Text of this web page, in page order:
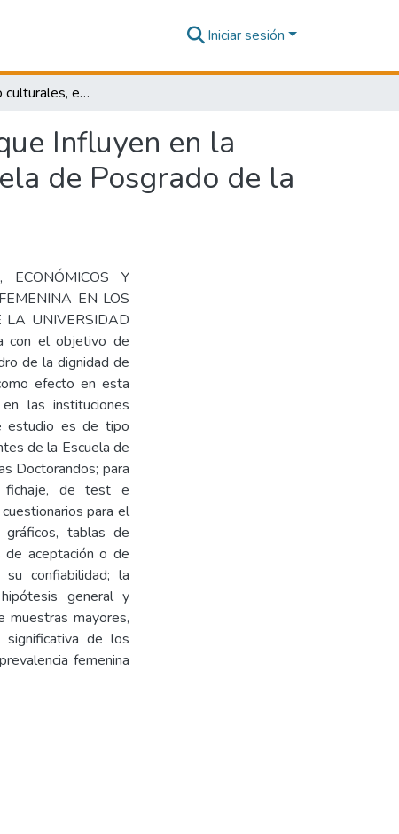
Iniciar sesión
Factores socio culturales, económicos y subjetivos que Influyen en la prevalencia femenina en los estudiantes de la Escuela de Posgrado de la Universidad Nacional San Luis Gonzaga de Ica
Influyen en la
de Posgrado de la
ECONÓMICOS Y
EN LOS
LA UNIVERSIDAD
con el objetivo de
de la dignidad de
efecto en esta
las instituciones
estudio es de tipo
de la Escuela de
Doctorandos; para
fichaje, de test e
para el
tablas de
de aceptación o de
confiabilidad; la
general y
muestras mayores,
de los
femenina